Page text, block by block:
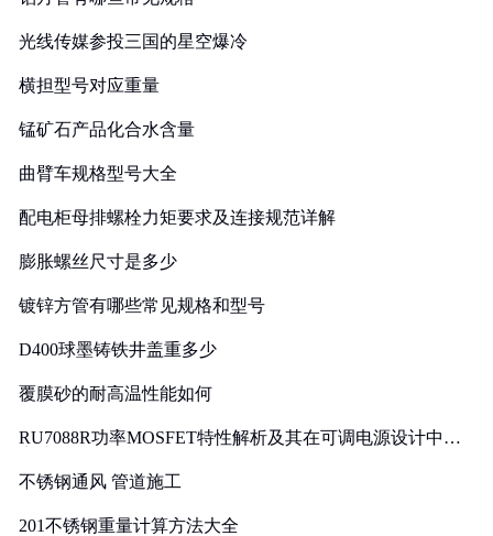
光线传媒参投三国的星空爆冷
横担型号对应重量
锰矿石产品化合水含量
曲臂车规格型号大全
配电柜母排螺栓力矩要求及连接规范详解
膨胀螺丝尺寸是多少
镀锌方管有哪些常见规格和型号
D400球墨铸铁井盖重多少
覆膜砂的耐高温性能如何
RU7088R功率MOSFET特性解析及其在可调电源设计中的
不锈钢通风 管道施工
201不锈钢重量计算方法大全